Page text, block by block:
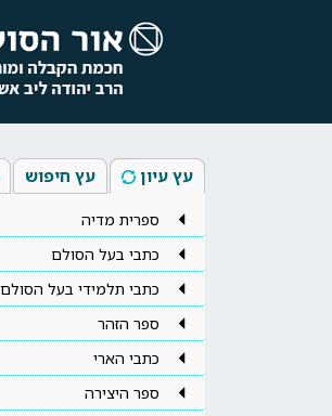
עץ עיון עץ חיפוש
ספרית מדיה
כתבי בעל הסולם
כתבי תלמידי בעל הסולם
ספר הזהר
כתבי הארי
ספר היצירה